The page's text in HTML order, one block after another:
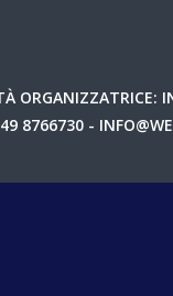
ORGANIZZATRICE:
8766730 -